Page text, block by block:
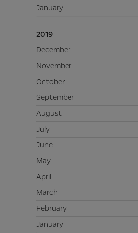
January
2019
December
November
October
September
August
July
June
May
April
March
February
January